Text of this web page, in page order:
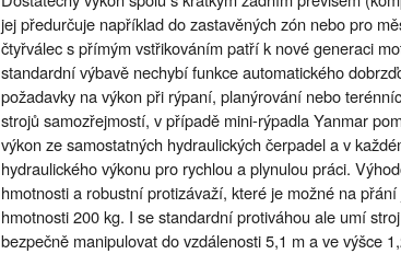
jej předurčuje například do zastavěných zón nebo pro
čtyřválec s přímým vstřikováním patří k nové generaci
standardní výbavě nechybí funkce automatického
požadavky na výkon při rýpaní, planýrování nebo
strojů samozřejmostí, v případě mini-rýpadla Yanmar
výkon ze samostatných hydraulických čerpadel a v
hydraulického výkonu pro rychlou a plynulou práci.
hmotnosti a robustní protizávaží, které je možné na
hmotnosti 200 kg. I se standardní protiváhou ale umí
bezpečně manipulovat do vzdálenosti 5,1 m a ve výšce